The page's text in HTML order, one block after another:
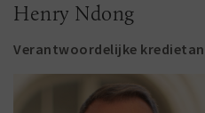
Henry Ndong
Verantwoordelijke